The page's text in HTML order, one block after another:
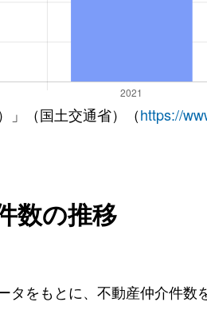
（国土交通省）（https://
数の推移
をもとに、不動産仲介件